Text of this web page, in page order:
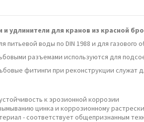
удлинители для кранов из красной
питьевой воды по DIN 1988 и для газового
разъемами используются для
фитинги при реконструкции служат
к эрозионной коррозии
цинка и коррозионному
- соответствует общепризнанным